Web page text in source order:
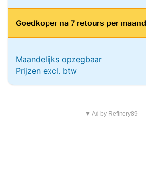
Goedkoper na 7 retours per maand
Maandelijks opzegbaar
Prijzen excl. btw
▼ Ad by Refinery89